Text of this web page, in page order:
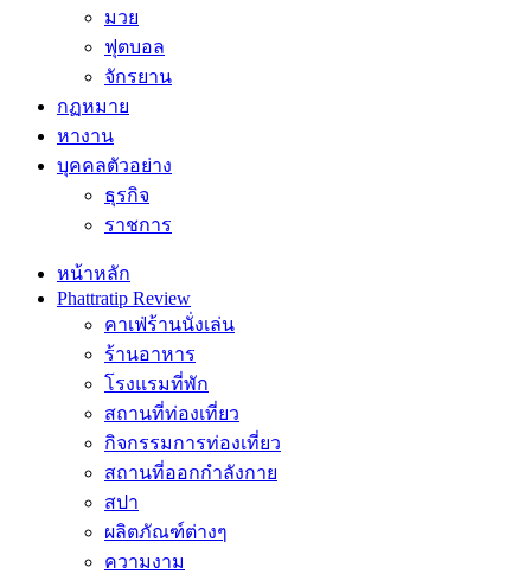
มวย
ฟุตบอล
จักรยาน
กฏหมาย
หางาน
บุคคลตัวอย่าง
ธุรกิจ
ราชการ
หน้าหลัก
Phattratip Review
คาเฟ่ร้านนั่งเล่น
ร้านอาหาร
โรงแรมที่พัก
สถานที่ท่องเที่ยว
กิจกรรมการท่องเที่ยว
สถานที่ออกกำลังกาย
สปา
ผลิตภัณฑ์ต่างๆ
ความงาม